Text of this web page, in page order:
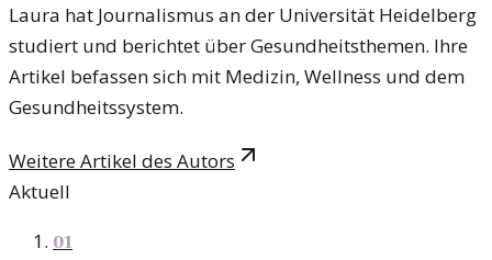
Laura hat Journalismus an der Universität Heidelberg
studiert und berichtet über Gesundheitsthemen. Ihre
Artikel befassen sich mit Medizin, Wellness und dem
Gesundheitssystem.
Weitere Artikel des Autors
Aktuell
01